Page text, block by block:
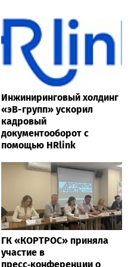
Инжиниринговый холдинг
«эВ-групп» ускорил
кадровый
документооборот с
помощью HRlink
ГК «КОРТРОС» приняла
участие в
пресс‑конференции о